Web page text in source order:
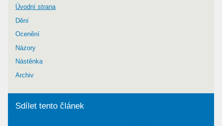
Úvodní strana
Dění
Ocenění
Názory
Nástěnka
Archiv
Sdílet tento článek